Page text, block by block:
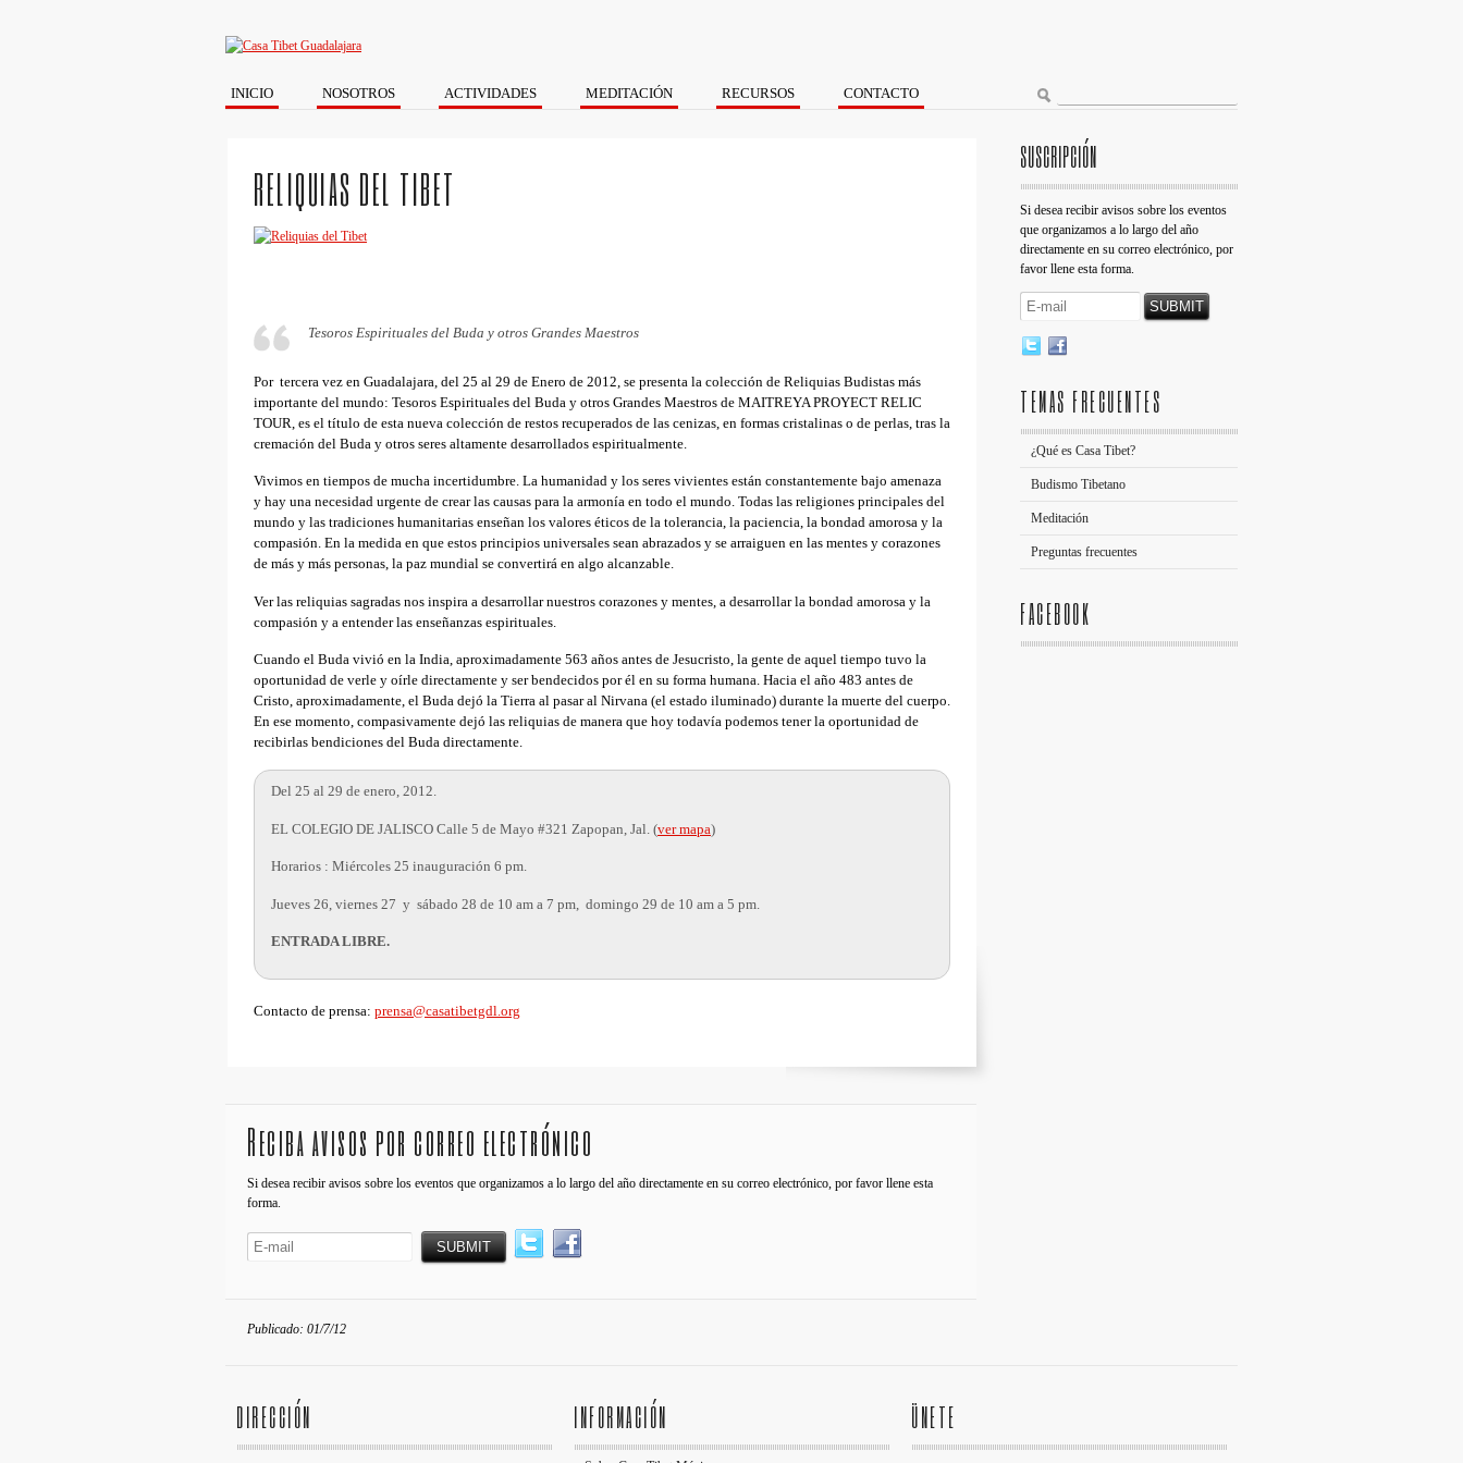
INICIO NOSOTROS ACTIVIDADES MEDITACIÓN RECURSOS CONTACTO
RELIQUIAS DEL TIBET
Tesoros Espirituales del Buda y otros Grandes Maestros
Por tercera vez en Guadalajara, del 25 al 29 de Enero de 2012, se presenta la colección de Reliquias Budistas más
importante del mundo: Tesoros Espirituales del Buda y otros Grandes Maestros de MAITREYA PROYECT RELIC
TOUR, es el título de esta nueva colección de restos recuperados de las cenizas, en formas cristalinas o de perlas, tras la
cremación del Buda y otros seres altamente desarrollados espiritualmente.
Vivimos en tiempos de mucha incertidumbre. La humanidad y los seres vivientes están constantemente bajo amenaza
y hay una necesidad urgente de crear las causas para la armonía en todo el mundo. Todas las religiones principales del
mundo y las tradiciones humanitarias enseñan los valores éticos de la tolerancia, la paciencia, la bondad amorosa y la
compasión. En la medida en que estos principios universales sean abrazados y se arraiguen en las mentes y corazones
de más y más personas, la paz mundial se convertirá en algo alcanzable.
Ver las reliquias sagradas nos inspira a desarrollar nuestros corazones y mentes, a desarrollar la bondad amorosa y la
compasión y a entender las enseñanzas espirituales.
Cuando el Buda vivió en la India, aproximadamente 563 años antes de Jesucristo, la gente de aquel tiempo tuvo la
oportunidad de verle y oírle directamente y ser bendecidos por él en su forma humana. Hacia el año 483 antes de
Cristo, aproximadamente, el Buda dejó la Tierra al pasar al Nirvana (el estado iluminado) durante la muerte del cuerpo.
En ese momento, compasivamente dejó las reliquias de manera que hoy todavía podemos tener la oportunidad de
recibirlas bendiciones del Buda directamente.
Del 25 al 29 de enero, 2012.
EL COLEGIO DE JALISCO Calle 5 de Mayo #321 Zapopan, Jal. (ver mapa)
Horarios : Miércoles 25 inauguración 6 pm.
Jueves 26, viernes 27 y sábado 28 de 10 am a 7 pm, domingo 29 de 10 am a 5 pm.
ENTRADA LIBRE.
Contacto de prensa: prensa@casatibetgdl.org
Reciba avisos por correo electrónico
Si desea recibir avisos sobre los eventos que organizamos a lo largo del año directamente en su correo electrónico, por favor llene esta
forma.
Publicado: 01/7/12
SUSCRIPCIÓN
Si desea recibir avisos sobre los eventos
que organizamos a lo largo del año
directamente en su correo electrónico, por
favor llene esta forma.
TEMAS FRECUENTES
¿Qué es Casa Tibet?
Budismo Tibetano
Meditación
Preguntas frecuentes
FACEBOOK
DIRECCIÓN INFORMACIÓN ÜNETE